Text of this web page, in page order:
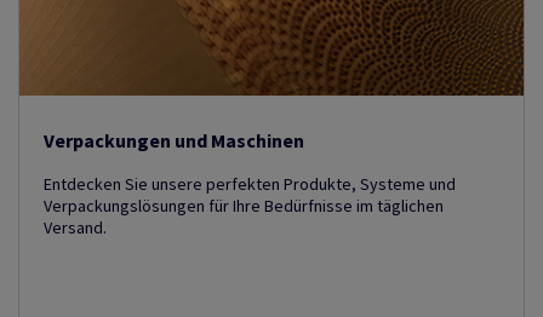
Verpackungen und Maschinen
Entdecken Sie unsere perfekten Produkte, Systeme und
Verpackungslösungen für Ihre Bedürfnisse im täglichen
Versand.